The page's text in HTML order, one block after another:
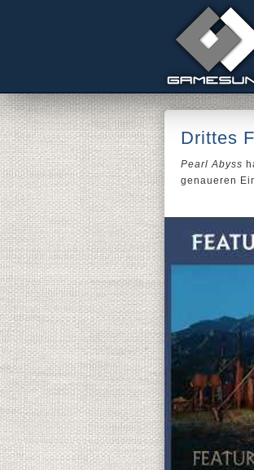
Drittes
Pearl Abyss
genaueren